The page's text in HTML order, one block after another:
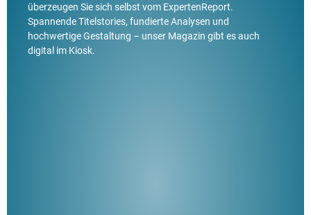
überzeugen Sie sich selbst vom ExpertenReport.
Spannende Titelstories, fundierte Analysen und
hochwertige Gestaltung – unser Magazin gibt es auch
digital im Kiosk.